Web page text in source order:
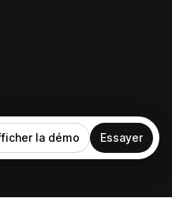
la démo Essayer